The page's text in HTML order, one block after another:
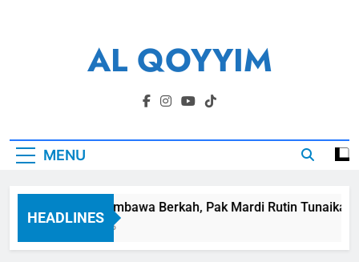
AL QOYYIM
Yayasan Al Qoyyim Sukoharjo
MENU
HEADLINES
Panen Membawa Berkah, Pak Mardi Rutin Tunaikan
1 Minggu Ago